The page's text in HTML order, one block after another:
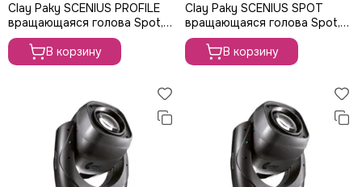
Clay Paky SCENIUS PROFILE
вращающаяся голова Spot,
лампа 1400Вт
В корзину
Clay Paky SCENIUS SPOT
вращающаяся голова Spot,
лампа 1400Вт
В корзину